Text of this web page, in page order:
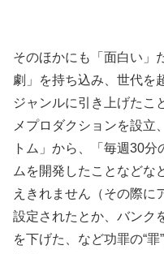
そのほかにも「面白い」
劇」を持ち込み、世代を
ジャンルに引き上げたこ
メプロダクションを設立
トム」から、「毎週30
ムを開発したことなどな
えきれません（その際に
設定されたとか、バンク
を下げた、など功罪の“